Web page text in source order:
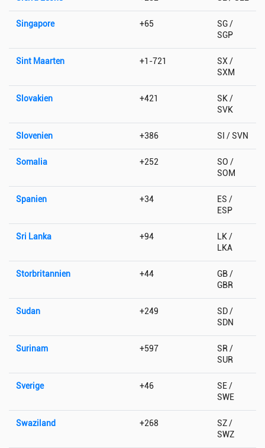
Singapore +65
SG /
SGP
Sint Maarten +1-721
SX /
SXM
Slovakien +421
SK /
SVK
Slovenien +386 SI / SVN
Somalia +252
SO /
SOM
Spanien +34
ES /
ESP
Sri Lanka +94
LK /
LKA
Storbritannien +44
GB /
GBR
Sudan +249
SD /
SDN
Surinam +597
SR /
SUR
Sverige +46
SE /
SWE
Swaziland +268
SZ /
SWZ